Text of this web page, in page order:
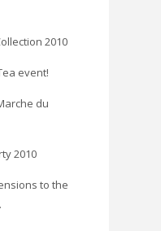
2010
event!
du
2010
to the